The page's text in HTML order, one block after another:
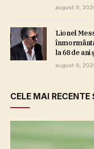
august 9,
Lionel
la 68 de ani
august 9,
CELE MAI RECENTE